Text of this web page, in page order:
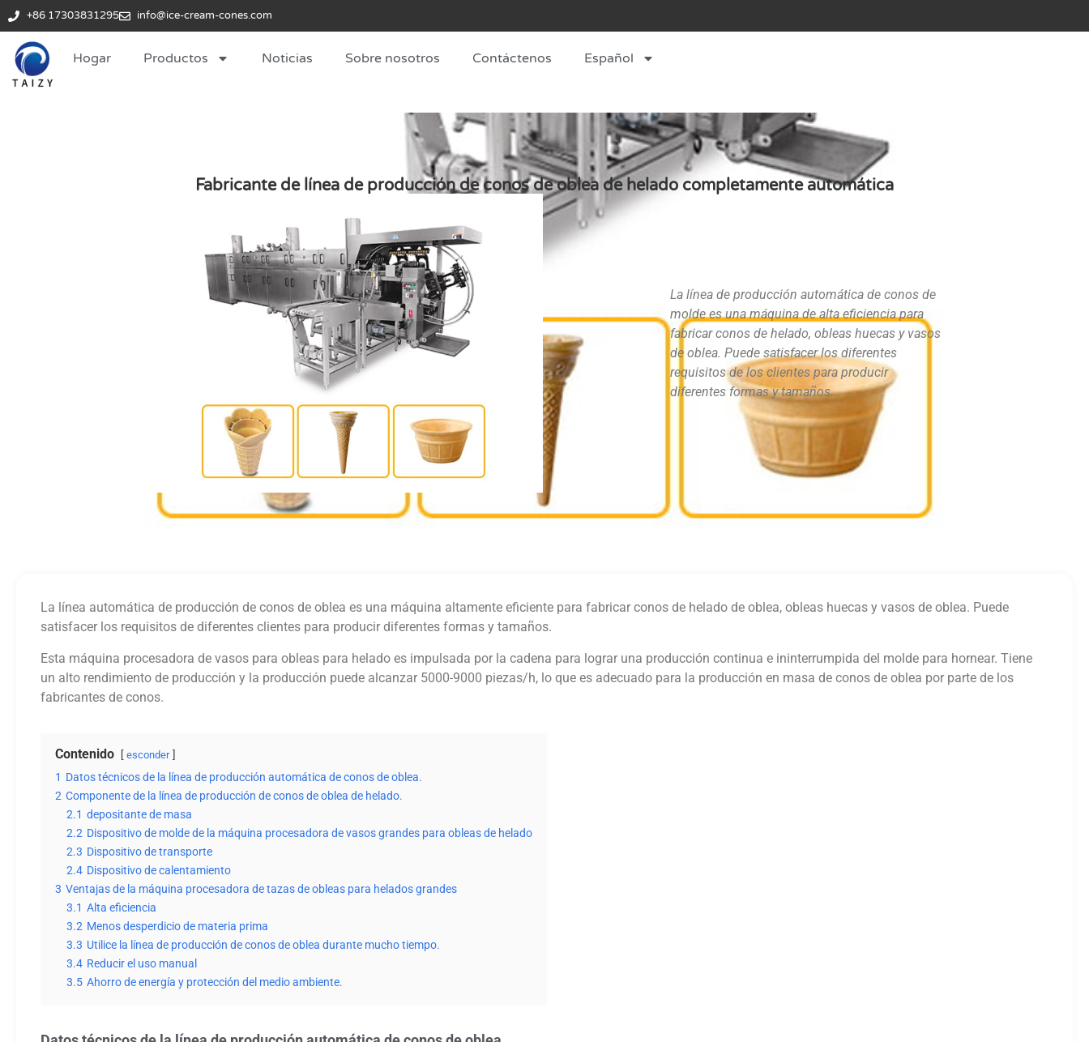
+86 17303831295 info@ice-cream-cones.com
Hogar Productos Noticias Sobre nosotros Contáctenos Español
Fabricante de línea de producción de conos de oblea de helado completamente automática
La línea de producción automática de conos de
molde es una máquina de alta eficiencia para
fabricar conos de helado, obleas huecas y vasos
de oblea. Puede satisfacer los diferentes
requisitos de los clientes para producir
diferentes formas y tamaños.
La línea automática de producción de conos de oblea es una máquina altamente eficiente para fabricar conos de helado de oblea, obleas huecas y vasos de oblea. Puede
satisfacer los requisitos de diferentes clientes para producir diferentes formas y tamaños.
Esta máquina procesadora de vasos para obleas para helado es impulsada por la cadena para lograr una producción continua e ininterrumpida del molde para hornear. Tiene
un alto rendimiento de producción y la producción puede alcanzar 5000-9000 piezas/h, lo que es adecuado para la producción en masa de conos de oblea por parte de los
fabricantes de conos.
Contenido esconder
1 Datos técnicos de la línea de producción automática de conos de oblea.
2 Componente de la línea de producción de conos de oblea de helado.
2.1 depositante de masa
2.2 Dispositivo de molde de la máquina procesadora de vasos grandes para obleas de helado
2.3 Dispositivo de transporte
2.4 Dispositivo de calentamiento
3 Ventajas de la máquina procesadora de tazas de obleas para helados grandes
3.1 Alta eficiencia
3.2 Menos desperdicio de materia prima
3.3 Utilice la línea de producción de conos de oblea durante mucho tiempo.
3.4 Reducir el uso manual
3.5 Ahorro de energía y protección del medio ambiente.